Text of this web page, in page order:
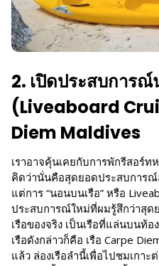
2. เปิดประสบการณ์
(Liveaboard
Diem Maldives
เราอาจคุ้นเคยกับการพักรีสอร์
คิดว่านั่นคือสุดยอดประสบการ
แต่การ “นอนบนเรือ” หรือ
ประสบการณ์ใหม่ที่ผมรู้สึกว่าสุด
เรือของจริง เป็นเรือที่แล่นบนท้อ
เรือดังกล่าวก็คือ เรือ Carpe
แล้ว ล่องเรือลำนี้เพื่อไปชมเกา